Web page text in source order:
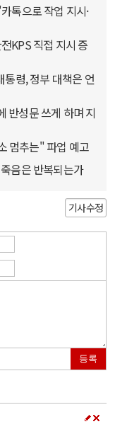
톡으로 작업 지시·
KPS 직접 지시 증
령, 정부 대책은 언
반성문 쓰게 하며 지
멈추는" 파업 예고
음은 반복되는가
기사수정
등록